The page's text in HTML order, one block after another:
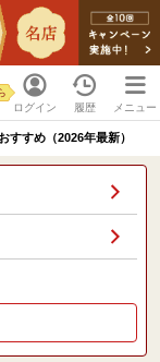
ログイン 履歴 メニュー
すすめ（2026年最新）